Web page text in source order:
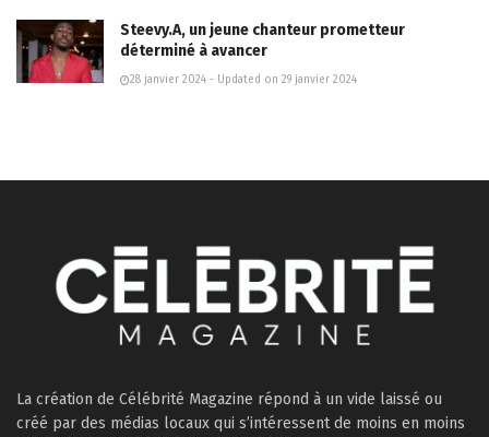
Steevy.A, un jeune chanteur prometteur
déterminé à avancer
28 janvier 2024 - Updated on 29 janvier 2024
La création de Célébrité Magazine répond à un vide laissé ou
créé par des médias locaux qui s’intéressent de moins en moins